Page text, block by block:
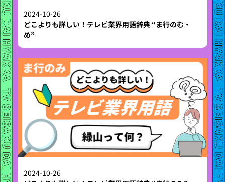
2024-10-26
どこよりも詳しい！テレビ業界用語辞典 “ま行のむ・
め”
2024-10-26